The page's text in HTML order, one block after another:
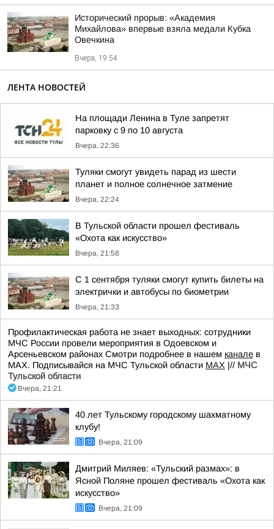
Исторический прорыв: «Академия
Михайлова» впервые взяла медали Кубка
Овечкина
Вчера, 19:54
ЛЕНТА НОВОСТЕЙ
На площади Ленина в Туле запретят
парковку с 9 по 10 августа
Вчера, 22:36
Туляки смогут увидеть парад из шести
планет и полное солнечное затмение
Вчера, 22:24
В Тульской области прошел фестиваль
«Охота как искусство»
Вчера, 21:58
С 1 сентября туляки смогут купить билеты на
электрички и автобусы по биометрии
Вчера, 21:33
Профилактическая работа не знает выходных: сотрудники
МЧС России провели мероприятия в Одоевском и
Арсеньевском районах Смотри подробнее в нашем канале в
МАХ. Подписывайся на МЧС Тульской области MAX |// МЧС
Тульской области
Вчера, 21:21
40 лет Тульскому городскому шахматному
клубу!
Вчера, 21:09
Дмитрий Миляев: «Тульский размах»: в
Ясной Поляне прошел фестиваль «Охота как
искусство»
Вчера, 21:09